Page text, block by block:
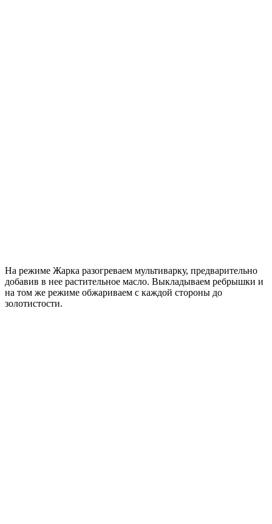
На режиме Жарка разогреваем мультиварку, предварительно
добавив в нее растительное масло. Выкладываем ребрышки и
на том же режиме обжариваем с каждой стороны до
золотистости.